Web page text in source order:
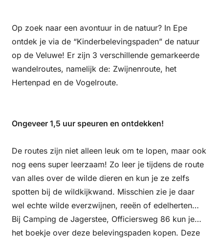
Op zoek naar een avontuur in de natuur? In Epe
ontdek je via de “Kinderbelevingspaden” de natuur
op de Veluwe! Er zijn 3 verschillende gemarkeerde
wandelroutes, namelijk de: Zwijnenroute, het
Hertenpad en de Vogelroute.
Ongeveer 1,5 uur speuren en ontdekken!
De routes zijn niet alleen leuk om te lopen, maar ook
nog eens super leerzaam! Zo leer je tijdens de route
van alles over de wilde dieren en kun je ze zelfs
spotten bij de wildkijkwand. Misschien zie je daar
wel echte wilde everzwijnen, reeën of edelherten…
Bij Camping de Jagerstee, Officiersweg 86 kun je
het boekje over deze belevingspaden kopen. Deze